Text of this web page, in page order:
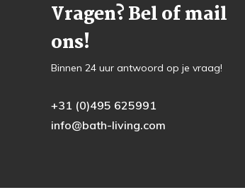
Vragen? Bel of mail
ons!
Binnen 24 uur antwoord op je vraag!
+31 (0)495 625991
info@bath-living.com